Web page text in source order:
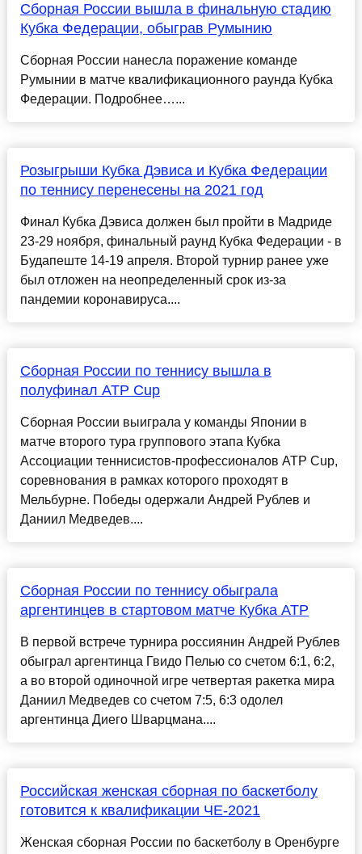
Сборная России вышла в финальную стадию
Кубка Федерации, обыграв Румынию
Сборная России нанесла поражение команде
Румынии в матче квалификационного раунда Кубка
Федерации. Подробнее…...
Розыгрыши Кубка Дэвиса и Кубка Федерации
по теннису перенесены на 2021 год
Финал Кубка Дэвиса должен был пройти в Мадриде
23-29 ноября, финальный раунд Кубка Федерации - в
Будапеште 14-19 апреля. Второй турнир ранее уже
был отложен на неопределенный срок из-за
пандемии коронавируса....
Сборная России по теннису вышла в
полуфинал ATP Cup
Сборная России выиграла у команды Японии в
матче второго тура группового этапа Кубка
Ассоциации теннисистов-профессионалов ATP Cup,
соревнования в рамках которого проходят в
Мельбурне. Победы одержали Андрей Рублев и
Даниил Медведев....
Сборная России по теннису обыграла
аргентинцев в стартовом матче Кубка АТР
В первой встрече турнира россиянин Андрей Рублев
обыграл аргентинца Гвидо Пелью со счетом 6:1, 6:2,
а во второй одиночной игре четвертая ракетка мира
Даниил Медведев со счетом 7:5, 6:3 одолел
аргентинца Диего Шварцмана....
Российская женская сборная по баскетболу
готовится к квалификации ЧЕ-2021
Женская сборная России по баскетболу в Оренбурге